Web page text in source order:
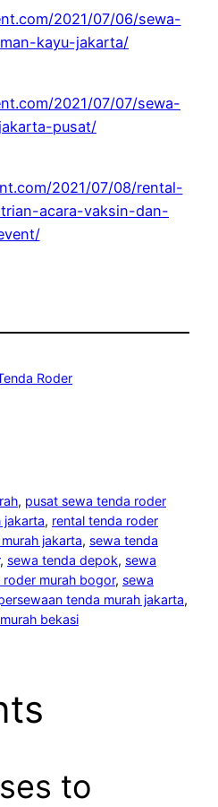
2021/07/06/sewa-
kayu-jakarta/
2021/07/07/sewa-
pusat/
2021/07/08/rental-
acara-vaksin-dan-
Roder
, pusat sewa tenda roder
jakarta, rental tenda roder
jakarta, sewa tenda
, sewa tenda depok, sewa
murah bogor, sewa
tenda murah jakarta
bekasi
to